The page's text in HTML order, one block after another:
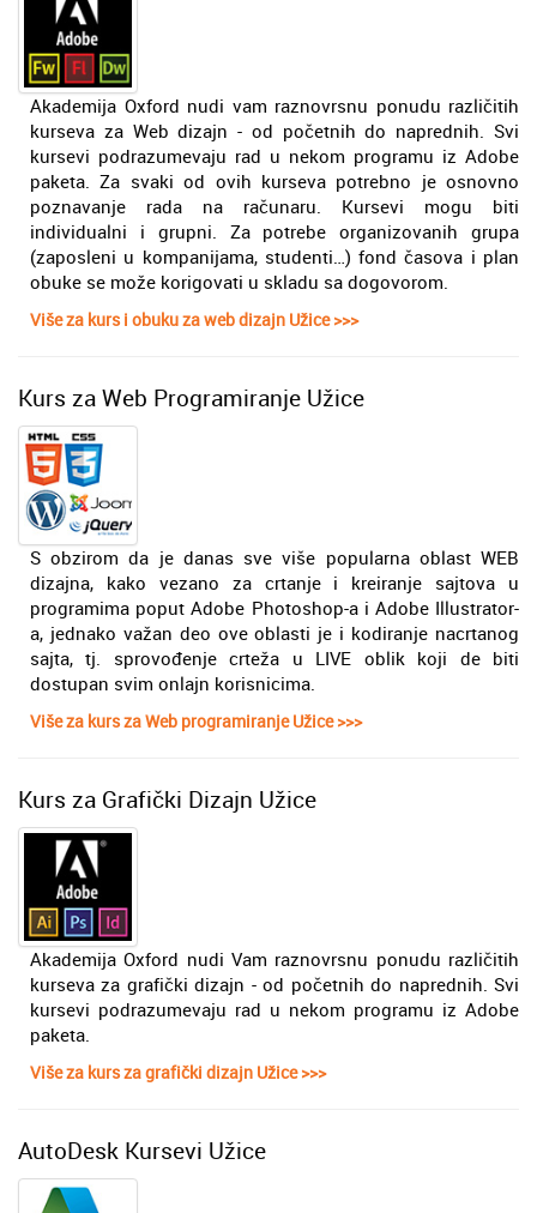
Akademija Oxford nudi vam raznovrsnu ponudu različitih
kurseva za Web dizajn - od početnih do naprednih. Svi
kursevi podrazumevaju rad u nekom programu iz Adobe
paketa. Za svaki od ovih kurseva potrebno je osnovno
poznavanje rada na računaru. Kursevi mogu biti
individualni i grupni. Za potrebe organizovanih grupa
(zaposleni u kompanijama, studenti…) fond časova i plan
obuke se može korigovati u skladu sa dogovorom.
Više za kurs i obuku za web dizajn Užice >>>
Kurs za Web Programiranje Užice
S obzirom da je danas sve više popularna oblast WEB
dizajna, kako vezano za crtanje i kreiranje sajtova u
programima poput Adobe Photoshop-a i Adobe Illustrator-
a, jednako važan deo ove oblasti je i kodiranje nacrtanog
sajta, tj. sprovođenje crteža u LIVE oblik koji de biti
dostupan svim onlajn korisnicima.
Više za kurs za Web programiranje Užice >>>
Kurs za Grafički Dizajn Užice
Akademija Oxford nudi Vam raznovrsnu ponudu različitih
kurseva za grafički dizajn - od početnih do naprednih. Svi
kursevi podrazumevaju rad u nekom programu iz Adobe
paketa.
Više za kurs za grafički dizajn Užice >>>
AutoDesk Kursevi Užice